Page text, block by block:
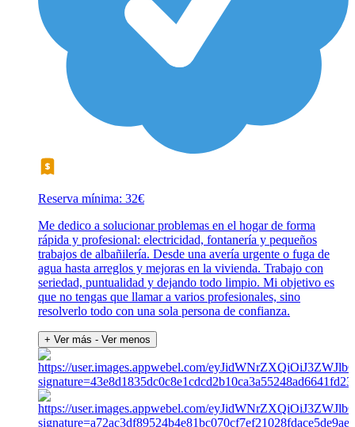
Reserva mínima: 32€
Me dedico a solucionar problemas en el hogar de forma
rápida y profesional: electricidad, fontanería y pequeños
trabajos de albañilería. Desde una avería urgente o fuga de
agua hasta arreglos y mejoras en la vivienda. Trabajo con
seriedad, puntualidad y dejando todo limpio. Mi objetivo es
que no tengas que llamar a varios profesionales, sino
resolverlo todo con una sola persona de confianza.
+ Ver más - Ver menos